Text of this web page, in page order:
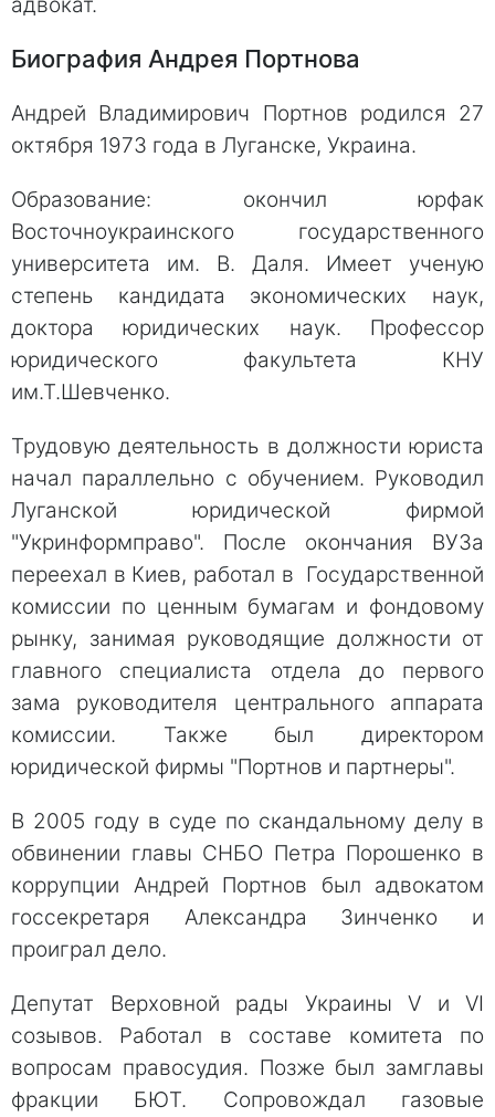
Биография Андрея Портнова
Андрей Владимирович Портнов родился 27
октября 1973 года в Луганске, Украина.
Образование: окончил юрфак
Восточноукраинского государственного
университета им. В. Даля. Имеет ученую
степень кандидата экономических наук,
доктора юридических наук. Профессор
юридического факультета КНУ
им.Т.Шевченко.
Трудовую деятельность в должности юриста
начал параллельно с обучением. Руководил
Луганской юридической фирмой
"Укринформправо". После окончания ВУЗа
переехал в Киев, работал в Государственной
комиссии по ценным бумагам и фондовому
рынку, занимая руководящие должности от
главного специалиста отдела до первого
зама руководителя центрального аппарата
комиссии. Также был директором
юридической фирмы "Портнов и партнеры".
В 2005 году в суде по скандальному делу в
обвинении главы СНБО Петра Порошенко в
коррупции Андрей Портнов был адвокатом
госсекретаря Александра Зинченко и
проиграл дело.
Депутат Верховной рады Украины V и VI
созывов. Работал в составе комитета по
вопросам правосудия. Позже был замглавы
фракции БЮТ. Сопровождал газовые